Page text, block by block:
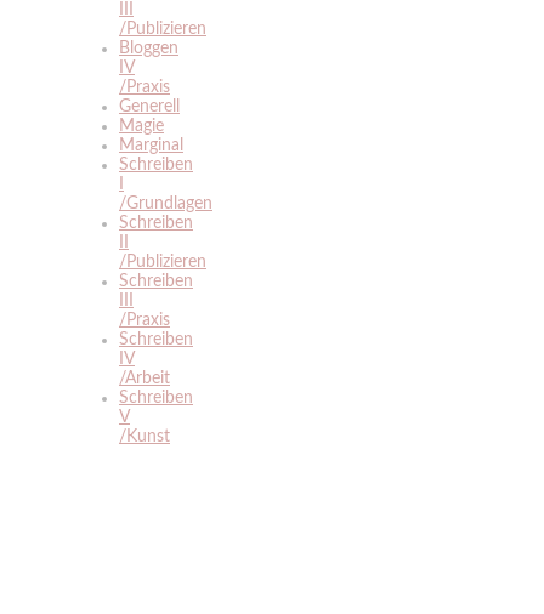
/Publizieren
Bloggen
IV
/Praxis
Generell
Magie
Marginal
Schreiben
/Grundlagen
Schreiben
/Publizieren
Schreiben
/Praxis
Schreiben
IV
/Arbeit
Schreiben
V
/Kunst